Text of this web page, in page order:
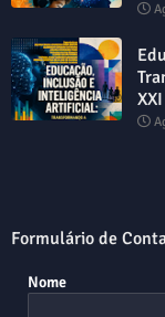
XXI
Formulário de
Nome